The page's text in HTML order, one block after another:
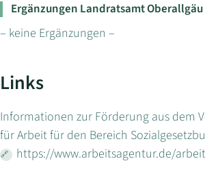
Ergänzungen Landratsamt Oberallgäu
– keine Ergänzungen –
Links
Informationen zur Förderung aus dem
für Arbeit für den Bereich
https://www.arbeitsagentur.de/